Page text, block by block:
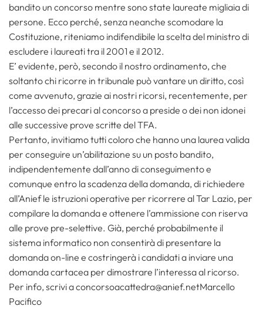
bandito un concorso mentre sono state laureate migliaia di
persone. Ecco perché, senza neanche scomodare la
Costituzione, riteniamo indifendibile la scelta del ministro di
escludere i laureati tra il 2001 e il 2012.
E’ evidente, però, secondo il nostro ordinamento, che
soltanto chi ricorre in tribunale può vantare un diritto, così
come avvenuto, grazie ai nostri ricorsi, recentemente, per
l’accesso dei precari al concorso a preside o dei non idonei
alle successive prove scritte del TFA.
Pertanto, invitiamo tutti coloro che hanno una laurea valida
per conseguire un’abilitazione su un posto bandito,
indipendentemente dall’anno di conseguimento e
comunque entro la scadenza della domanda, di richiedere
all’Anief le istruzioni operative per ricorrere al Tar Lazio, per
compilare la domanda e ottenere l’ammissione con riserva
alle prove pre-selettive. Già, perché probabilmente il
sistema informatico non consentirà di presentare la
domanda on-line e costringerà i candidati a inviare una
domanda cartacea per dimostrare l’interessa al ricorso.
Per info, scrivi a concorsoacattedra@anief.netMarcello
Pacifico